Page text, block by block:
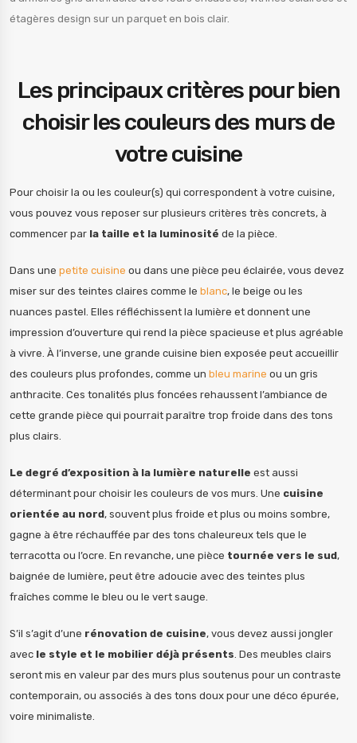
Les principaux critères pour bien
choisir les couleurs des murs de
votre cuisine
Pour choisir la ou les couleur(s) qui correspondent à votre cuisine,
vous pouvez vous reposer sur plusieurs critères très concrets, à
commencer par la taille et la luminosité de la pièce.
Dans une petite cuisine ou dans une pièce peu éclairée, vous devez
miser sur des teintes claires comme le blanc, le beige ou les
nuances pastel. Elles réfléchissent la lumière et donnent une
impression d’ouverture qui rend la pièce spacieuse et plus agréable
à vivre. À l’inverse, une grande cuisine bien exposée peut accueillir
des couleurs plus profondes, comme un bleu marine ou un gris
anthracite. Ces tonalités plus foncées rehaussent l’ambiance de
cette grande pièce qui pourrait paraître trop froide dans des tons
plus clairs.
Le degré d’exposition à la lumière naturelle est aussi
déterminant pour choisir les couleurs de vos murs. Une cuisine
orientée au nord, souvent plus froide et plus ou moins sombre,
gagne à être réchauffée par des tons chaleureux tels que le
terracotta ou l’ocre. En revanche, une pièce tournée vers le sud,
baignée de lumière, peut être adoucie avec des teintes plus
fraîches comme le bleu ou le vert sauge.
S’il s’agit d’une rénovation de cuisine, vous devez aussi jongler
avec le style et le mobilier déjà présents. Des meubles clairs
seront mis en valeur par des murs plus soutenus pour un contraste
contemporain, ou associés à des tons doux pour une déco épurée,
voire minimaliste.